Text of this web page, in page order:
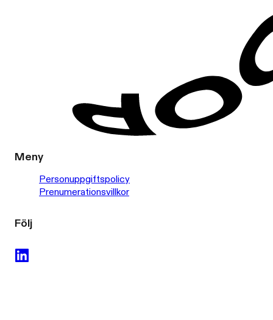
Meny
Personuppgiftspolicy
Prenumerationsvillkor
Följ